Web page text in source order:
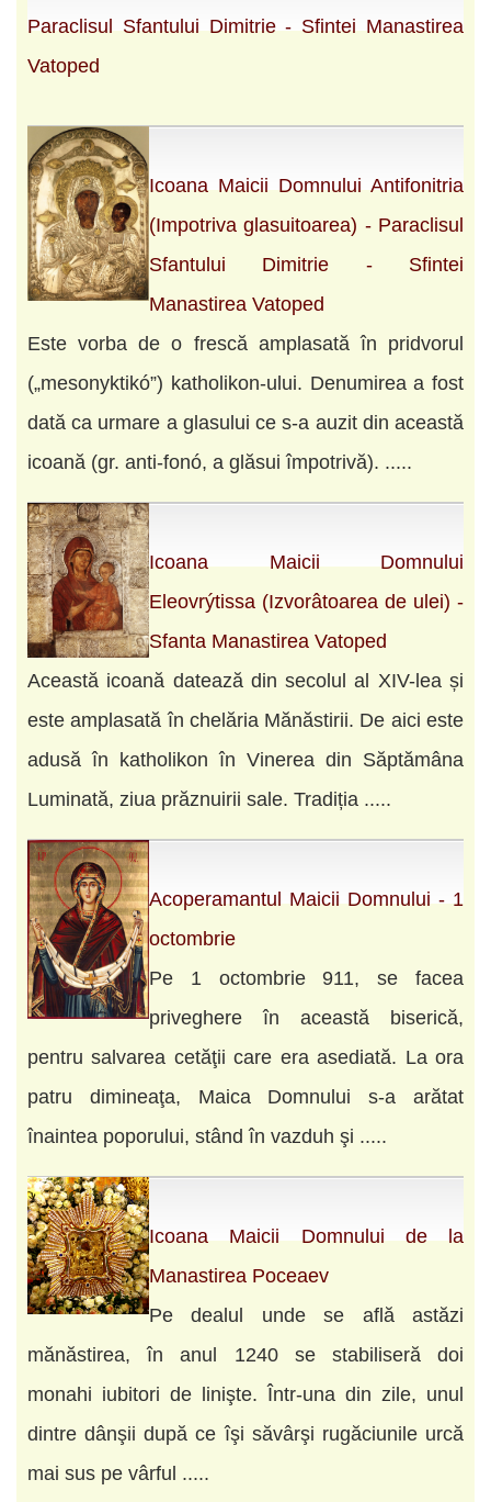
Paraclisul Sfantului Dimitrie - Sfintei Manastirea
Vatoped
Icoana Maicii Domnului Antifonitria
(Impotriva glasuitoarea) - Paraclisul
Sfantului Dimitrie - Sfintei
Manastirea Vatoped
Este vorba de o frescă amplasată în pridvorul
(„mesonyktikó”) katholikon-ului. Denumirea a fost
dată ca urmare a glasului ce s-a auzit din această
icoană (gr. anti-fonó, a glăsui împotrivă). .....
Icoana Maicii Domnului
Eleovrýtissa (Izvorâtoarea de ulei) -
Sfanta Manastirea Vatoped
Această icoană datează din secolul al XIV-lea și
este amplasată în chelăria Mănăstirii. De aici este
adusă în katholikon în Vinerea din Săptămâna
Luminată, ziua prăznuirii sale. Tradiția .....
Acoperamantul Maicii Domnului - 1
octombrie
Pe 1 octombrie 911, se facea
priveghere în această biserică,
pentru salvarea cetăţii care era asediată. La ora
patru dimineaţa, Maica Domnului s-a arătat
înaintea poporului, stând în vazduh şi .....
Icoana Maicii Domnului de la
Manastirea Poceaev
Pe dealul unde se află astăzi
mănăstirea, în anul 1240 se stabiliseră doi
monahi iubitori de linişte. Într-una din zile, unul
dintre dânşii după ce îşi săvârşi rugăciunile urcă
mai sus pe vârful .....